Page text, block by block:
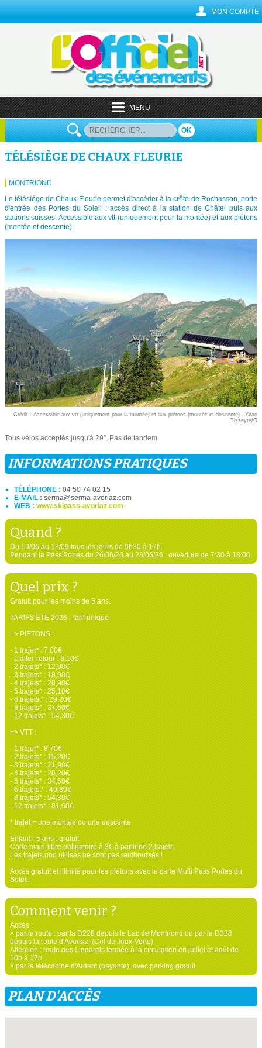
MON COMPTE
MENU
OK
TÉLÉSIÈGE DE CHAUX FLEURIE
MONTRIOND
Le télésiège de Chaux Fleurie permet d'accéder à la crête de Rochasson, porte
d'entrée des Portes du Soleil : accès direct à la station de Châtel puis aux
stations suisses. Accessible aux vtt (uniquement pour la montée) et aux piétons
(montée et descente)
Crédit : Accessible aux vtt (uniquement pour la montée) et aux piétons (montée et descente) - Yvan
Tisseyre/O
Tous vélos acceptés jusqu'à 29''. Pas de tandem.
INFORMATIONS PRATIQUES
TÉLÉPHONE : 04 50 74 02 15
E-MAIL : serma@serma-avoriaz.com
WEB : www.skipass-avoriaz.com
Quand ?
Du 19/06 au 13/09 tous les jours de 9h30 à 17h.
Pendant la Pass'Portes du 26/06/26 au 28/06/26 : ouverture de 7:30 à 18:00.
Quel prix ?
Gratuit pour les moins de 5 ans.
TARIFS ETE 2026 - tarif unique
=> PIETONS :
- 1 trajet* : 7,00€
- 1 aller-retour : 8,10€
- 2 trajets* : 12,90€
- 3 trajets* : 18,90€
- 4 trajets* : 20,90€
- 5 trajets* : 25,10€
- 6 trajets:* : 29,20€
- 8 trajets* : 37,60€
- 12 trajets* : 54,30€
=> VTT :
- 1 trajet* : 8,70€
- 2 trajets* : 15,20€
- 3 trajets* : 21,90€
- 4 trajets* : 28,20€
- 5 trajets* : 34,50€
- 6 trajets:* : 40,80€
- 8 trajets* : 54,30€
- 12 trajets* : 81,60€
* trajet = une montée ou une descente
Enfant - 5 ans : gratuit
Carte main-libre obligatoire à 3€ à partir de 2 trajets.
Les trajets non utilisés ne sont pas remboursés !
Accès gratuit et illimité pour les piétons avec la carte Multi Pass Portes du
Soleil.
Comment venir ?
Accès :
> par la route : par la D228 depuis le Lac de Montriond ou par la D338
depuis la route d'Avoriaz. (Col de Joux-Verte)
Attention : route des Lindarets fermée à la circulation en juillet et août de
10h à 17h
> par la télécabine d'Ardent (payante), avec parking gratuit.
PLAN D'ACCÈS